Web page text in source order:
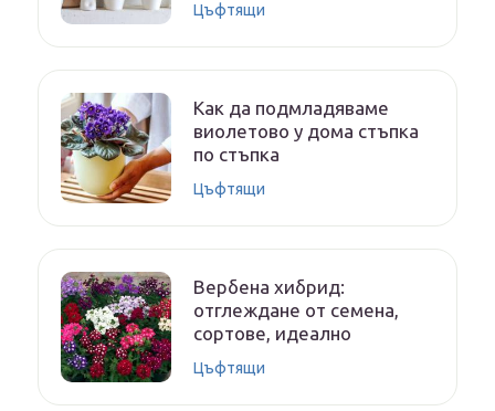
Цъфтящи
Как да подмладяваме
виолетово у дома стъпка
по стъпка
Цъфтящи
Вербена хибрид:
отглеждане от семена,
сортове, идеално
Цъфтящи